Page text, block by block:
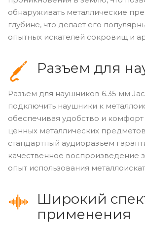
обнаруживать металлические
глубине, что делает его
опытных искателей сокровищ и
Разъем для
Разъем для наушников 6.35 мм
подключить наушники к
обеспечивая удобство и
ценных металлических
стандартный аудиоразъем
качественное воспроизведение
опыт использования
Широкий
применения